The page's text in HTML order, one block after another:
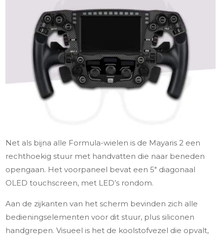
Net als bijna alle Formula-wielen is de Mayaris 2 een
rechthoekig stuur met handvatten die naar beneden
opengaan. Het voorpaneel bevat een 5″ diagonaal
OLED touchscreen, met LED’s rondom.
Aan de zijkanten van het scherm bevinden zich alle
bedieningselementen voor dit stuur, plus siliconen
handgrepen. Visueel is het de koolstofvezel die opvalt,